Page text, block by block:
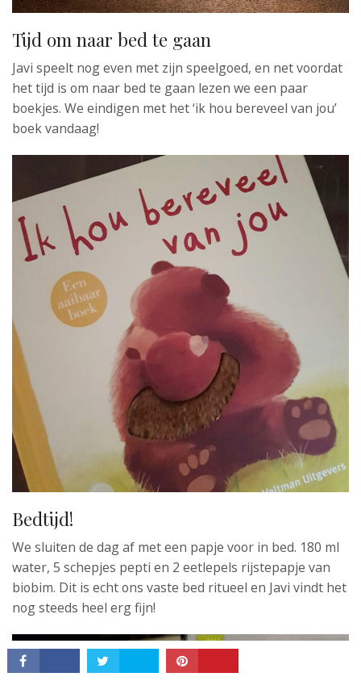
Tijd om naar bed te gaan
Javi speelt nog even met zijn speelgoed, en net voordat
het tijd is om naar bed te gaan lezen we een paar
boekjes. We eindigen met het ‘ik hou bereveel van jou’
boek vandaag!
Bedtijd!
We sluiten de dag af met een papje voor in bed. 180 ml
water, 5 schepjes pepti en 2 eetlepels rijstepapje van
biobim. Dit is echt ons vaste bed ritueel en Javi vindt het
nog steeds heel erg fijn!